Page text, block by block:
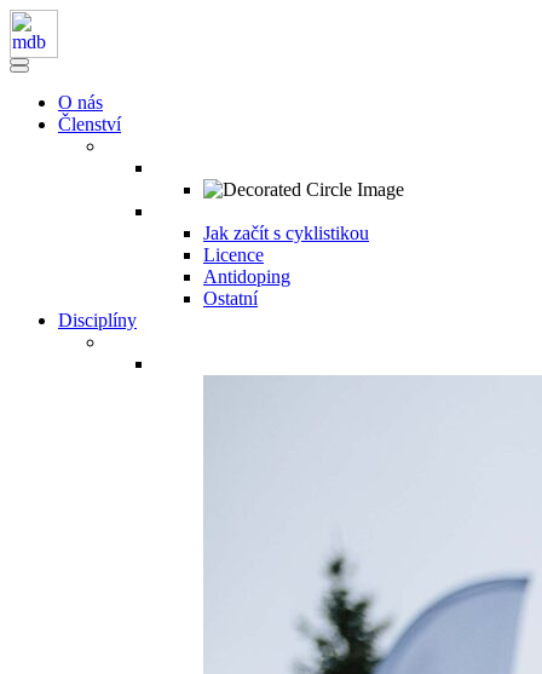
O nás
Členství
Jak začít s cyklistikou
Licence
Antidoping
Ostatní
Disciplíny